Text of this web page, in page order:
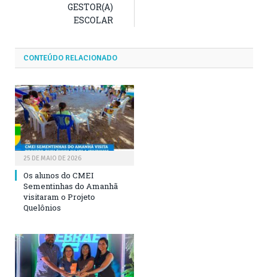
GESTOR(A)
ESCOLAR
CONTEÚDO RELACIONADO
25 DE MAIO DE 2026
Os alunos do CMEI
Sementinhas do Amanhã
visitaram o Projeto
Quelônios